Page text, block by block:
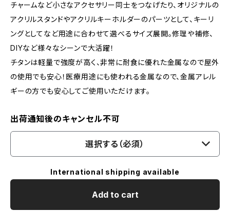
チャームなど小さなアクセサリー同士をつなげたり、オリジナルの
アクリルスタンドやアクリルキーホルダーのパーツとして、キーリ
ングとしてなど用途に合わせて選べるサイズ展開。修理や補修、
DIYなど様々なシーンで大活躍！
チタンは軽量で強度が高く、非常に耐食に優れた金属なので屋外
の使用でも安心！医療用途にも使われる金属なので、金属アレル
ギーの方でも安心してご使用いただけます。
出荷通知後のキャンセル不可
選択する（必須）
International shipping available
Add to cart